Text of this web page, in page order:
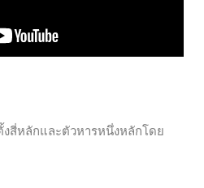
สี่หลักและตัวหารหนึ่งหลักโดย